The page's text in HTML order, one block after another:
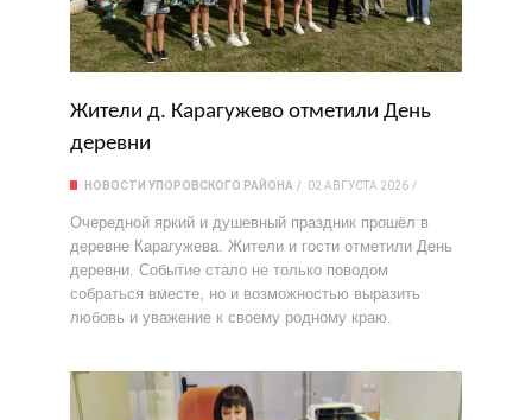
Жители д. Карагужево отметили День
деревни
НОВОСТИ УПОРОВСКОГО РАЙОНА 02 АВГУСТА 2026
Очередной яркий и душевный праздник прошёл в
деревне Карагужева. Жители и гости отметили День
деревни. Событие стало не только поводом
собраться вместе, но и возможностью выразить
любовь и уважение к своему родному краю.